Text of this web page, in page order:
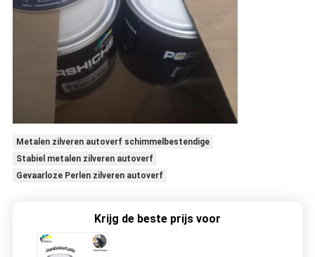
Metalen zilveren autoverf schimmelbestendige
Stabiel metalen zilveren autoverf
Gevaarloze Perlen zilveren autoverf
Krijg de beste prijs voor